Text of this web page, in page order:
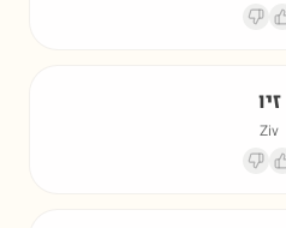
זיו
Ziv